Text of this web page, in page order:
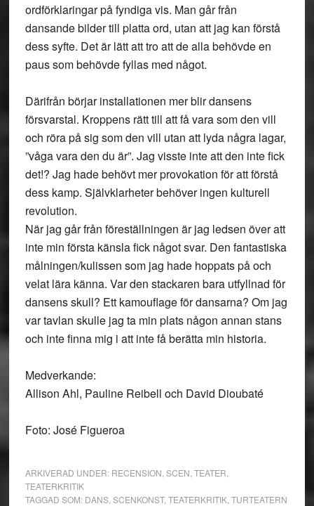
ordförklaringar på fyndiga vis. Man går från
dansande bilder till platta ord, utan att jag kan förstå
dess syfte. Det är lätt att tro att de alla behövde en
paus som behövde fyllas med något.
Därifrån börjar installationen mer blir dansens
försvarstal. Kroppens rätt till att få vara som den vill
och röra på sig som den vill utan att lyda några lagar,
”våga vara den du är”. Jag visste inte att den inte fick
det!? Jag hade behövt mer provokation för att förstå
dess kamp. Självklarheter behöver ingen kulturell
revolution.
När jag går från föreställningen är jag ledsen över att
inte min första känsla fick något svar. Den fantastiska
målningen/kulissen som jag hade hoppats på och
velat lära känna. Var den stackaren bara utfyllnad för
dansens skull? Ett kamouflage för dansarna? Om jag
var tavlan skulle jag ta min plats någon annan stans
och inte finna mig i att inte få berätta min historia.
Medverkande:
Allison Ahl, Pauline Reibell och David Dioubaté
Foto: José Figueroa
ARKIVERAD UNDER: RECENSION SCEN TEATER
TEATERKRITIK
TAGGAD SOM: DANS, SCENKONST, TEATERKRITIK, TURTEATERN